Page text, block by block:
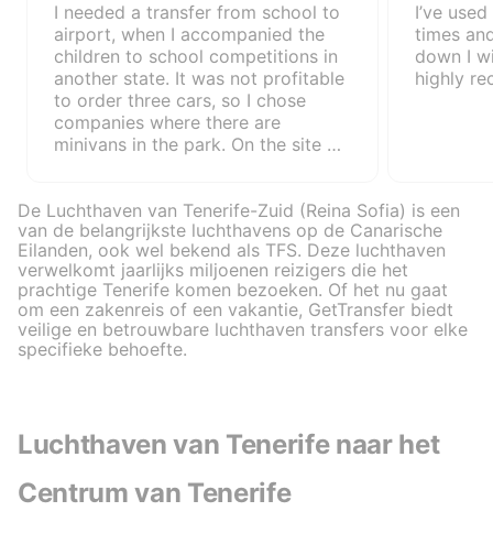
I needed a transfer from school to
airport, when I accompanied the
children to school competitions in
another state. It was not profitable
to order three cars, so I chose
companies where there are
minivans in the park. On the site of
chose the time, date and place, the
price suited me and paid for the
trip at once. We coordinated all the
details with the manager by phone.
I decided not to order a return
transfer right away, but see how
the first trip will take place.
quickly to the terminal. For the
return transfer I downloaded the
site as a regular client. I thought
I’ve
times
down I
highly
De Luchthaven van Tenerife-Zuid (Reina Sofia) is een
van de belangrijkste luchthavens op de Canarische
Eilanden, ook wel bekend als TFS. Deze luchthaven
verwelkomt jaarlijks miljoenen reizigers die het
prachtige Tenerife komen bezoeken. Of het nu gaat
om een zakenreis of een vakantie, GetTransfer biedt
veilige en betrouwbare luchthaven transfers voor elke
specifieke behoefte.
Luchthaven van Tenerife naar het
Centrum van Tenerife